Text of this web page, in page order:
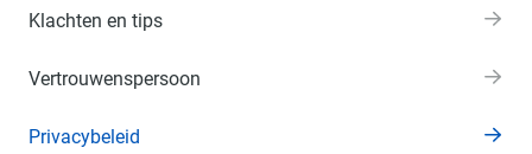
Klachten en tips
Vertrouwenspersoon
Privacybeleid